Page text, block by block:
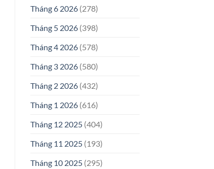
Tháng 6 2026(278)
Tháng 5 2026(398)
Tháng 4 2026(578)
Tháng 3 2026(580)
Tháng 2 2026(432)
Tháng 1 2026(616)
Tháng 12 2025(404)
Tháng 11 2025(193)
Tháng 10 2025(295)